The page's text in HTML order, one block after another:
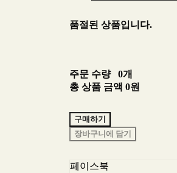
품절된 상품입니다.
주문 수량
0개
총 상품 금액 0원
구매하기
장바구니에 담기
페이스북